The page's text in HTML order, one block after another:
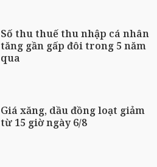
Số thu thuế thu nhập cá nhân
tăng gần gấp đôi trong 5 năm
qua
Giá xăng, dầu đồng loạt giảm
từ 15 giờ ngày 6/8